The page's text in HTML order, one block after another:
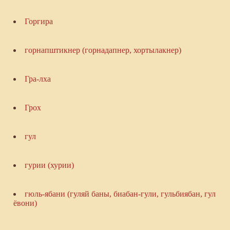
Горгира
горнапштикнер (горнадапнер, хортылакнер)
Гра-лха
Грох
гул
гурии (хурии)
гюль-ябани (гуляй баны, биабан-гули, гульбиябан, гул
ёвони)